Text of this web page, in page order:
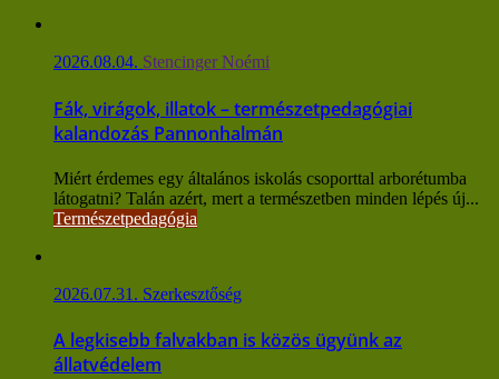
2026.08.04. Stencinger Noémi
Fák, virágok, illatok – természetpedagógiai
kalandozás Pannonhalmán
Miért érdemes egy általános iskolás csoporttal arborétumba
látogatni? Talán azért, mert a természetben minden lépés új...
Természetpedagógia
2026.07.31. Szerkesztőség
A legkisebb falvakban is közös ügyünk az
állatvédelem